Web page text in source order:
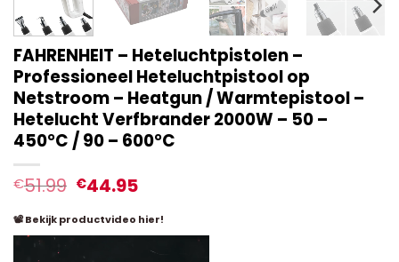
FAHRENHEIT – Heteluchtpistolen –
Professioneel Heteluchtpistool op
Netstroom – Heatgun / Warmtepistool –
Hetelucht Verfbrander 2000W – 50 –
450°C / 90 – 600°C
€51.99 €44.95
📽 Bekijk productvideo hier!